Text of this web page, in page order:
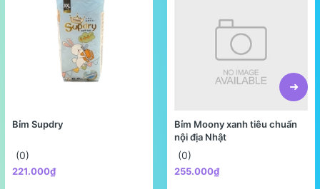
Bỉm Supdry
(0)
221.000₫
Bỉm Moony xanh tiêu chuẩn
nội địa Nhật
(0)
255.000₫